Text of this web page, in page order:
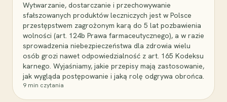
Wytwarzanie, dostarczanie i przechowywanie
sfałszowanych produktów leczniczych jest w Polsce
przestępstwem zagrożonym karą do 5 lat pozbawienia
wolności (art. 124b Prawa farmaceutycznego), a w razie
sprowadzenia niebezpieczeństwa dla zdrowia wielu
osób grozi nawet odpowiedzialność z art. 165 Kodeksu
karnego. Wyjaśniamy, jakie przepisy mają zastosowanie,
jak wygląda postępowanie i jaką rolę odgrywa obrońca.
9 min czytania